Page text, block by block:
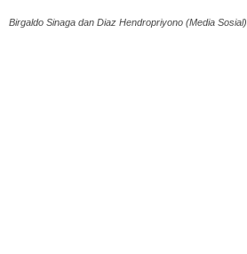
Birgaldo Sinaga dan Diaz Hendropriyono (Media Sosial)